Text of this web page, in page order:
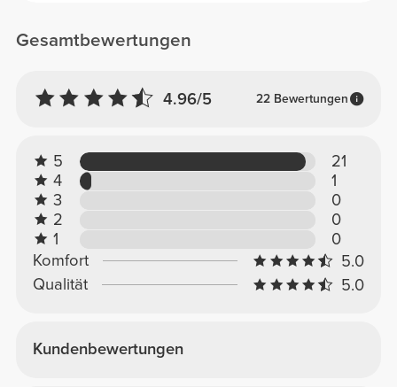
Gesamtbewertungen
4.96/5 22 Bewertungen
5
21
4
1
3
0
2
0
1
0
Komfort
5.0
Qualität
5.0
Kundenbewertungen